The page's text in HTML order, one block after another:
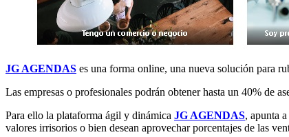
JG AGENDAS es una forma online, una nueva solución para
Las empresas o profesionales podrán obtener hasta un 40% de
Para ello la plataforma ágil y dinámica JG AGENDAS, apunta
valores irrisorios o bien desean aprovechar porcentajes de las